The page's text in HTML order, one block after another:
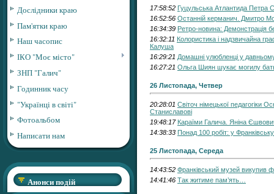
Дослідники краю
Пам'ятки краю
Наш часопис
ІКО "Моє місто"
ЗНП "Галич"
Годинник часу
"Українці в світі"
Фотоальбом
Написати нам
Анонси подій
17:58:52 Гуцульська Атлантида Петра
16:52:56 Останній керманич. Дмитро
16:34:39 Ретро-новина: Демонстрація
16:32:11 Колористика і надзвичайна
Калуша
16:29:21 Домашні улюбленці у
16:27:21 Ольга Шиян шукає могилу
26 Листопада, Четвер
20:28:01 Світоч німецької педагогіки
Станиславові
19:48:17 Караїми Галича. Яніна
14:38:33 Понад 100 робіт: у
25 Листопада, Середа
14:43:52 Франківський музей викупив
14:41:46 Так житиме пам’ять…